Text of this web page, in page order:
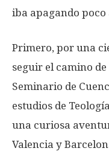
iba apagando poco
Primero, por una
seguir el camino
Seminario de
estudios de
una curiosa
Valencia y